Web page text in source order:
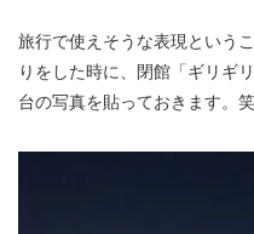
旅行で使えそうな表現という
りをした時に、閉館「ギリギ
台の写真を貼っておきます。笑